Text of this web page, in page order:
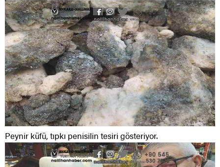
Peynir küfü, tıpkı penisilin tesiri gösteriyor.